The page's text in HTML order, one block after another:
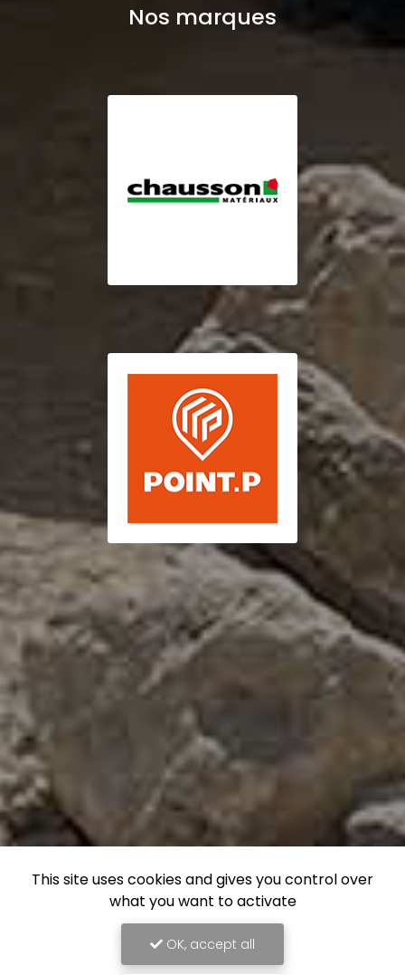
Nos marques
This site uses cookies and gives you control over
what you want to activate
OK, accept all